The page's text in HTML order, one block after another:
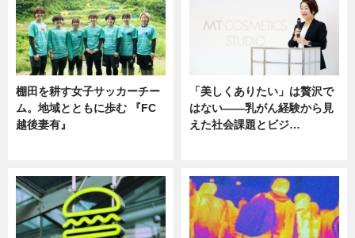
棚田を耕す女子サッカーチー
ム。地域とともに歩む 『FC
越後妻有』
「美しくありたい」は贅沢で
はない――乳がん経験から見
えた社会課題とビジ…